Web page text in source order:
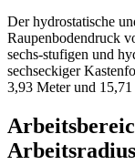
Der hydrostatische
Raupenbodendruck
sechs-stufigen und
sechseckiger
3,93 Meter und
Arbeitsradius